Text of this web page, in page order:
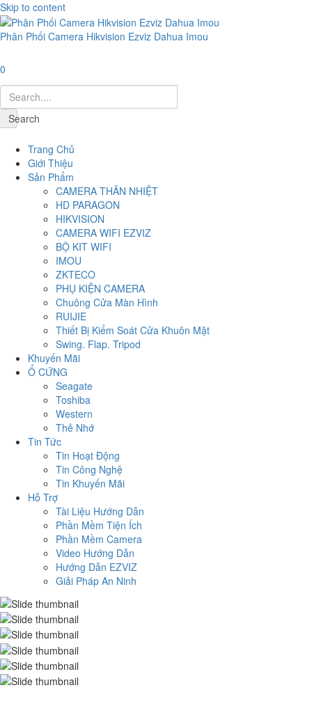
Skip to content
Phân Phối Camera Hikvision Ezviz Dahua Imou
0
Search
Trang Chủ
Giới Thiệu
Sản Phẩm
CAMERA THÂN NHIỆT
HD PARAGON
HIKVISION
CAMERA WIFI EZVIZ
BỘ KIT WIFI
IMOU
ZKTECO
PHỤ KIỆN CAMERA
Chuông Cửa Màn Hình
RUIJIE
Thiết Bị Kiểm Soát Cửa Khuôn Mặt
Swing. Flap. Tripod
Khuyến Mãi
Ổ CỨNG
Seagate
Toshiba
Western
Thẻ Nhớ
Tin Tức
Tin Hoạt Động
Tin Công Nghệ
Tin Khuyến Mãi
Hỗ Trợ
Tài Liệu Hướng Dẫn
Phần Mềm Tiện Ích
Phần Mềm Camera
Video Hướng Dẫn
Hướng Dẫn EZVIZ
Giải Pháp An Ninh